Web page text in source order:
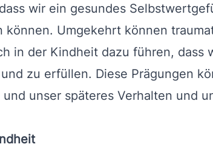
wir ein gesundes
Umgekehrt können
in der Kindheit dazu führen, dass
zu erfüllen. Diese Prägungen
unser späteres Verhalten und